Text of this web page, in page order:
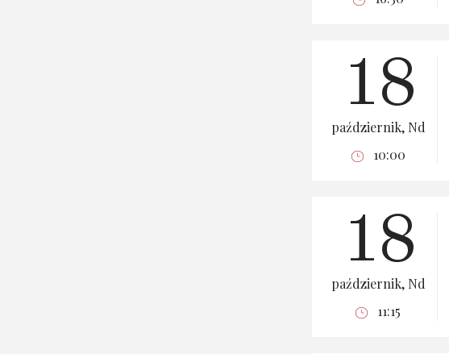
18
październik, Nd
10:00
18
październik, Nd
11:15